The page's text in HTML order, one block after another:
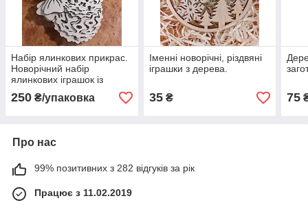
Набір ялинкових прикрас.
Новорічний набір
ялинкових іграшок із
250 ₴/упаковка
Іменні новорічні, різдвяні
іграшки з дерева.
35₴ 75
Про нас
99% позитивних з 282 відгуків за рік
Працює з 11.02.2019